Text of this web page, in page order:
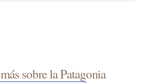
sobre la Patagonia